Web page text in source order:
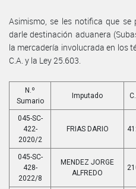
Asimismo, se les notifica que
darle destinación aduanera
la mercadería involucrada en los
C.A. y la Ley 25.603.
N.º
Sumario
Imputado
045-SC-
422-
2020/2
FRIAS DARIO
045-SC-
428-
2022/8
MENDEZ JORGE
ALFREDO